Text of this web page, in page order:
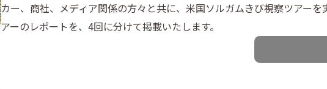
カー、商社、メディア関係の方々と共に、米国ソルガムきび視察ツアーを
アーのレポートを、4回に分けて掲載いたします。